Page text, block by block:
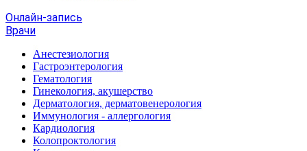
Онлайн-запись
Врачи
Анестезиология
Гастроэнтерология
Гематология
Гинекология, акушерство
Дерматология, дерматовенерология
Иммунология - аллергология
Кардиология
Колопроктология